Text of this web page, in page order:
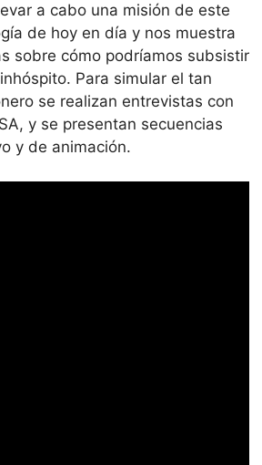
a cabo una misión de este
de hoy en día y nos muestra
sobre cómo podríamos subsistir
Para simular el tan
se realizan entrevistas con
y se presentan secuencias
y de animación.